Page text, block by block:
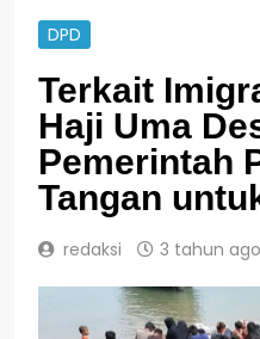
DPD
Terkait
Haji Uma
Pemerintah
Tangan
redaksi 3 tahun ago